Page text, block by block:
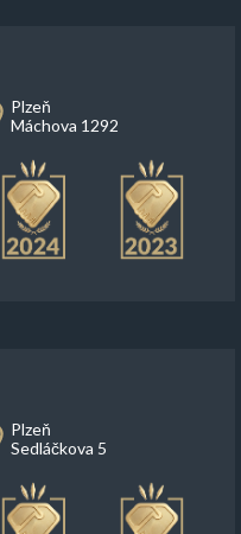
Plzeň
Máchova 1292
Plzeň
Sedláčkova 5